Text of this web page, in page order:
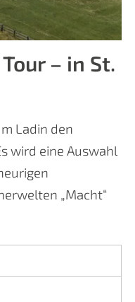
– in St.
Ladin den
wird eine Auswahl
„Macht“